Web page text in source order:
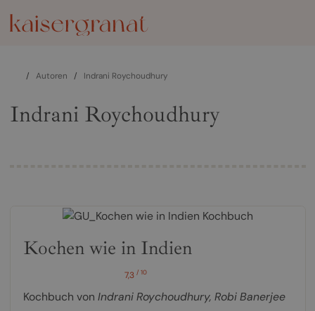
/ Autoren / Indrani Roychoudhury
Indrani Roychoudhury
Kochen wie in Indien
7,3/ 10
Kochbuch von Indrani Roychoudhury, Robi Banerjee